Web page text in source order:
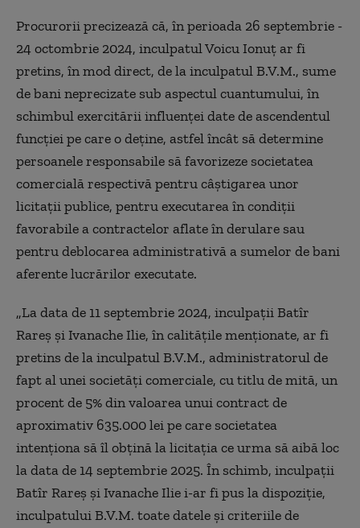
Procurorii precizează că, în perioada 26 septembrie -
24 octombrie 2024, inculpatul Voicu Ionuţ ar fi
pretins, în mod direct, de la inculpatul B.V.M., sume
de bani neprecizate sub aspectul cuantumului, în
schimbul exercitării influenţei date de ascendentul
funcţiei pe care o deţine, astfel încât să determine
persoanele responsabile să favorizeze societatea
comercială respectivă pentru câştigarea unor
licitaţii publice, pentru executarea în condiţii
favorabile a contractelor aflate în derulare sau
pentru deblocarea administrativă a sumelor de bani
aferente lucrărilor executate.
„La data de 11 septembrie 2024, inculpaţii Batîr
Rareş şi Ivanache Ilie, în calităţile menţionate, ar fi
pretins de la inculpatul B.V.M., administratorul de
fapt al unei societăţi comerciale, cu titlu de mită, un
procent de 5% din valoarea unui contract de
aproximativ 635.000 lei pe care societatea
intenţiona să îl obţină la licitaţia ce urma să aibă loc
la data de 14 septembrie 2025. În schimb, inculpaţii
Batîr Rareş şi Ivanache Ilie i-ar fi pus la dispoziţie,
inculpatului B.V.M. toate datele şi criteriile de